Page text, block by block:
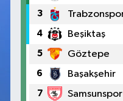
3
4 Beşiktaş
5 Göztepe
6 Başakşehir
7 Samsunspor